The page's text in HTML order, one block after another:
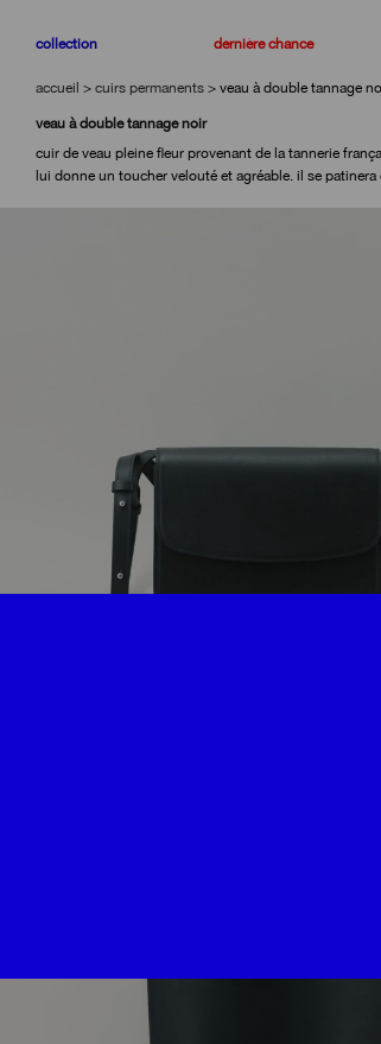
collection dernière chance
accueil > cuirs permanents > veau à double tannage
veau à double tannage noir
cuir de veau pleine fleur provenant de la tannerie
lui donne un toucher velouté et agréable. il se